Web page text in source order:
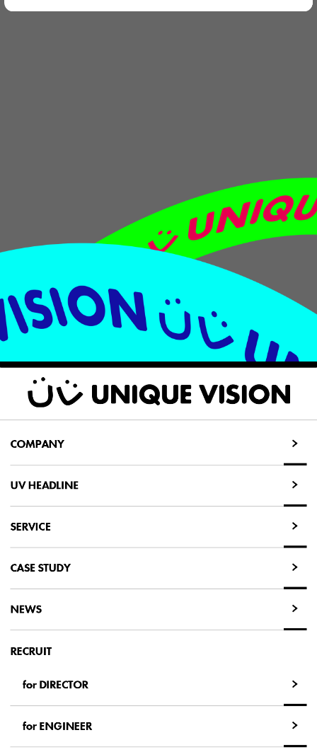
COMPANY
UV HEADLINE
SERVICE
CASE STUDY
NEWS
RECRUIT
for DIRECTOR
for ENGINEER